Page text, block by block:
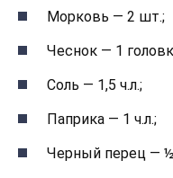
Морковь — 2 шт.;
Чеснок — 1
Соль — 1,5 ч.л.;
Паприка — 1 ч.л.;
Черный перец — ½